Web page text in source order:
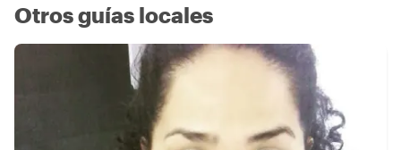
Otros guías locales